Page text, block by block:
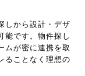
しから設計・デザ
能です。物件探し
ムが密に連携を取
ることなく理想の